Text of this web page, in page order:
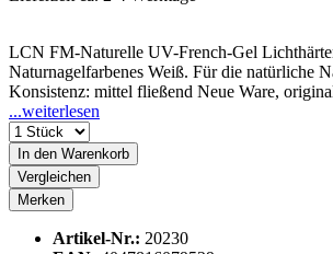
LCN FM-Naturelle UV-French-Gel
Naturnagelfarbenes Weiß. Für die natürliche
Konsistenz: mittel fließend Neue Ware,
...weiterlesen
In den Warenkorb
Vergleichen
Merken
Artikel-Nr.: 20230